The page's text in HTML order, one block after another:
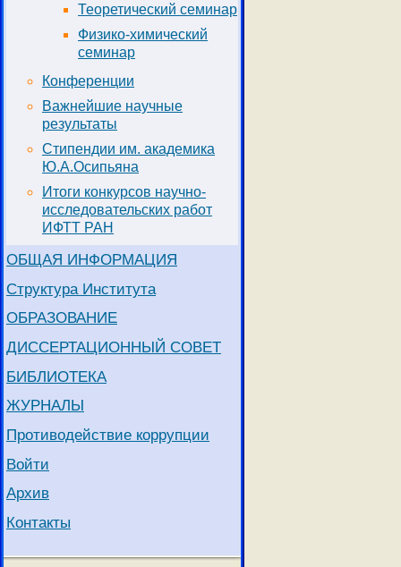
Теоретический семинар
Физико-химический
семинар
Конференции
Важнейшие научные
результаты
Стипендии им. академика
Ю.А.Осипьяна
Итоги конкурсов научно-
исследовательских работ
ИФТТ РАН
ОБЩАЯ ИНФОРМАЦИЯ
Структура Института
ОБРАЗОВАНИЕ
ДИССЕРТАЦИОННЫЙ СОВЕТ
БИБЛИОТЕКА
ЖУРНАЛЫ
Противодействие коррупции
Войти
Архив
Контакты